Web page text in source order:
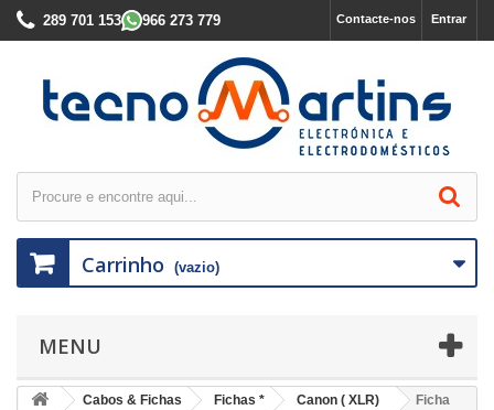
Entrar
Contacte-nos
289 701 153 966 273 779
Carrinho (vazio)
MENU
Cabos & Fichas Fichas * Canon ( XLR)
Ficha